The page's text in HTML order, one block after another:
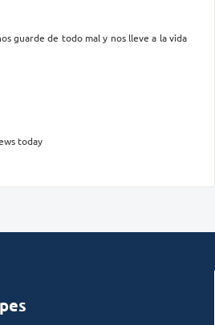
guarde de todo mal y nos lleve a la vida
today